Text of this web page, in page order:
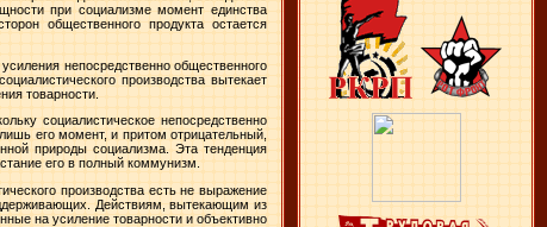
при социализме момент единства
общественного продукта остается
непосредственно общественного
производства вытекает
товарности.
социалистическое непосредственно
его момент, и притом отрицательный,
природы социализма. Эта тенденция
его в полный коммунизм.
производства есть не выражение
Действиям, вытекающим из
на усиление товарности и объективно